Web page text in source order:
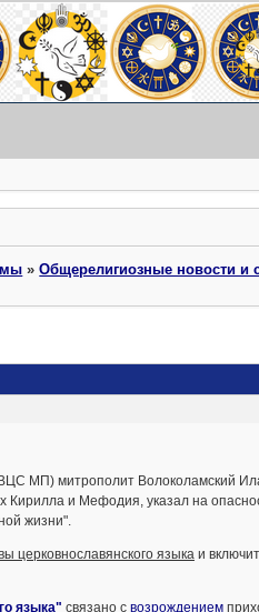
»Общерелигиозные новости и
МП) митрополит Волоколамский
и Мефодия, указал на
жизни".
церковнославянского языкаи
языка" связано с возрождением